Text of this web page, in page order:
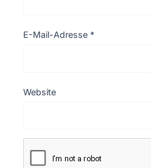
E-Mail-Adresse *
Website